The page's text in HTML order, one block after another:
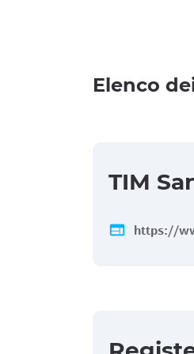
Elenco
TIM
web https://